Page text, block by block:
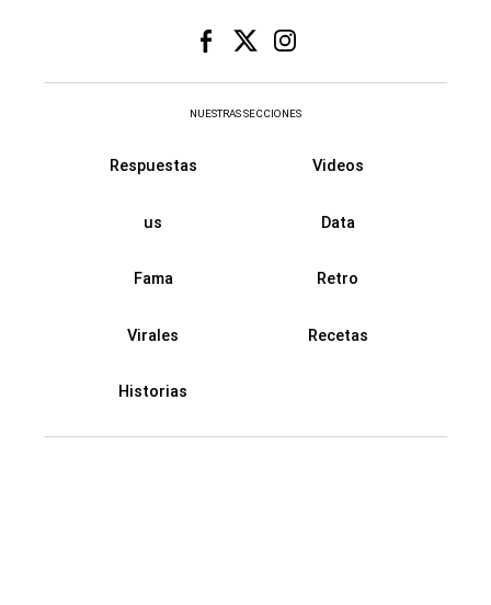
NUESTRAS SECCIONES
Respuestas Videos
us Data
Fama Retro
Virales Recetas
Historias